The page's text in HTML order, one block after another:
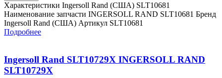
Характеристики Ingersoll Rand (США) SLT10681
Наименование запчасти INGERSOLL RAND SLT10681 Бренд
Ingersoll Rand (США) Артикул SLT10681
Подробнее
Ingersoll Rand SLT10729X INGERSOLL RAND
SLT10729X